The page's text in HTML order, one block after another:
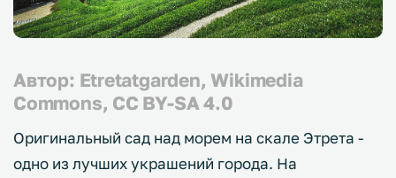
Автор: Etretatgarden, Wikimedia
Commons, CC BY-SA 4.0
Оригинальный сад над морем на скале Этрета -
одно из лучших украшений города. На